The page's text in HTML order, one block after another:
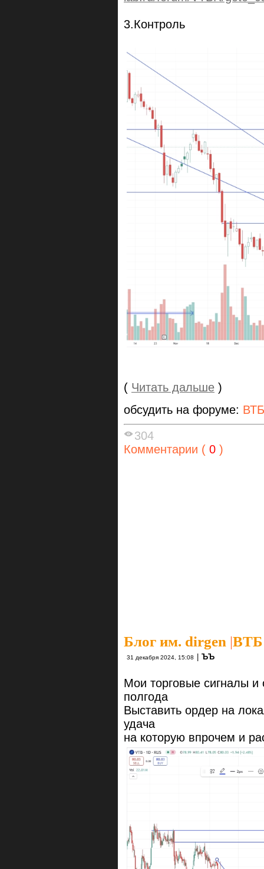
3.Контроль
( Читать дальше )
обсудить на форуме: ВТБ
304
Комментарии ( 0 )
Блог им. dirgen |ВТБ
31 декабря 2024, 15:08 ЪЪ
Мои торговые сигналы и
полгода
Выставить ордер на
удача
на которую впрочем и